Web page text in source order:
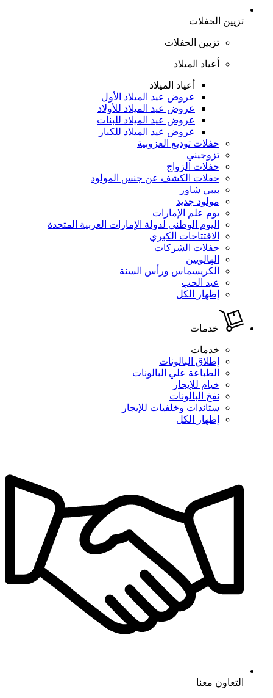
تزيين الحفلات
تزيين الحفلات
أعياد الميلاد
أعياد الميلاد
عروض عيد الميلاد الأول
عروض عيد الميلاد للأولاد
عروض عيد الميلاد للبنات
عروض عيد الميلاد للكبار
حفلات توديع العزوبية
تزوجيني
حفلات الزواج
حفلات الكشف عن جنس المولود
بيبي شاور
مولود جديد
يوم علم الإمارات
اليوم الوطني لدولة الإمارات العربية المتحدة
الافتتاحات الكبري
حفلات الشركات
الهالويين
الكريسماس ورأس السنة
عيد الحب
إظهار الكل
خدمات
خدمات
إطلاق البالونات
الطباعة علي البالونات
خيام للإيجار
نفخ البالونات
ستاندات وخلفيات للإيجار
إظهار الكل
التعاون معنا